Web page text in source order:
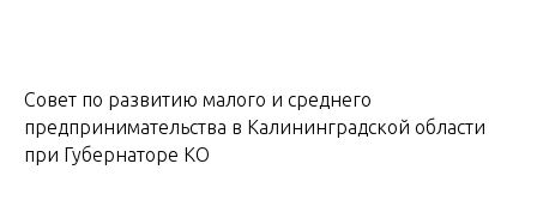
Совет по развитию малого и среднего
предпринимательства в Калининградской области
при Губернаторе КО